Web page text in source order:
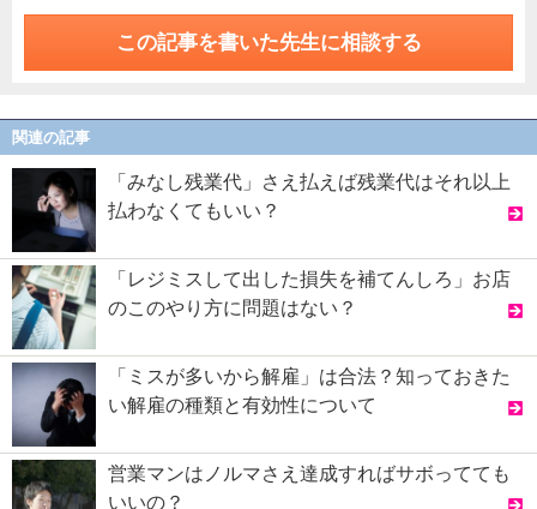
この記事を書いた先生に相談する
関連の記事
「みなし残業代」さえ払えば残業代はそれ以上
払わなくてもいい？
「レジミスして出した損失を補てんしろ」お店
のこのやり方に問題はない？
「ミスが多いから解雇」は合法？知っておきた
い解雇の種類と有効性について
営業マンはノルマさえ達成すればサボってても
いいの？